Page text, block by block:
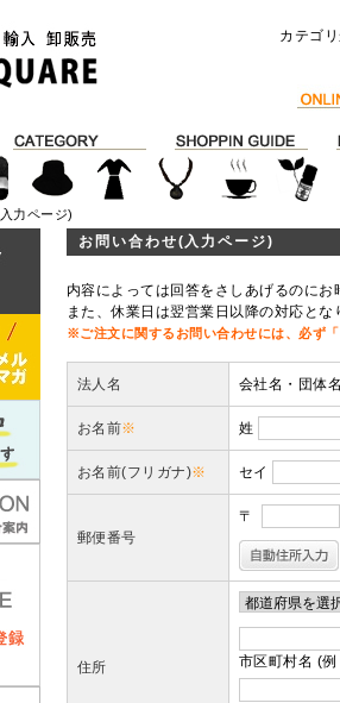
カテゴ
力ページ)
お問い合わせ(入力ページ)
内容によっては回答をさしあげるのに
また、休業日は翌営業日以降の対応と
※ご注文に関するお問い合わせには、必ず
法人名 会社名・団体
お名前※ 姓
お名前(フリガナ)※ セイ
郵便番号
〒
住所 市区町村名 (